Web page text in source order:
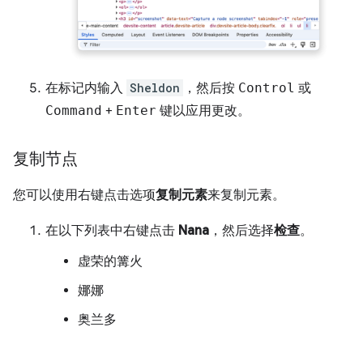
在标记内输入 Sheldon ，然后按 Control 或
Command + Enter 键以应用更改。
复制节点
您可以使用右键点击选项复制元素来复制元素。
在以下列表中右键点击 Nana ，然后选择检查。
虚荣的篝火
娜娜
奥兰多